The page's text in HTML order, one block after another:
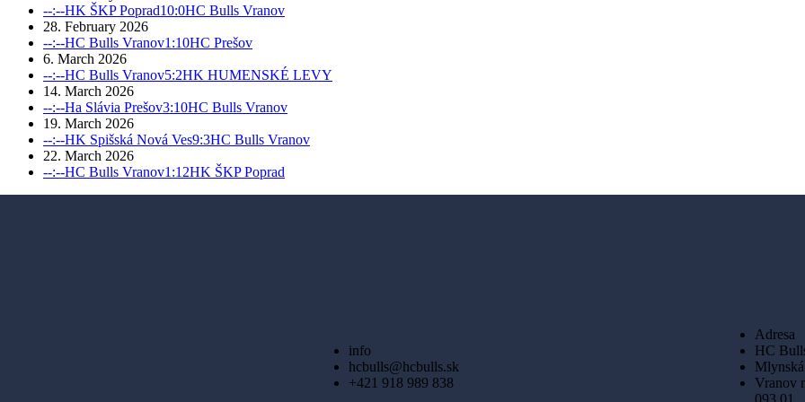
--:--HK ŠKP Poprad10:0HC Bulls Vranov
28. February 2026
--:--HC Bulls Vranov1:10HC Prešov
6. March 2026
--:--HC Bulls Vranov5:2HK HUMENSKÉ LEVY
14. March 2026
--:--Ha Slávia Prešov3:10HC Bulls Vranov
19. March 2026
--:--HK Spišská Nová Ves9:3HC Bulls Vranov
22. March 2026
--:--HC Bulls Vranov1:12HK ŠKP Poprad
info
hcbulls@hcbulls.sk
+421 918 989 838
Adresa
HC
Vranov
093 01